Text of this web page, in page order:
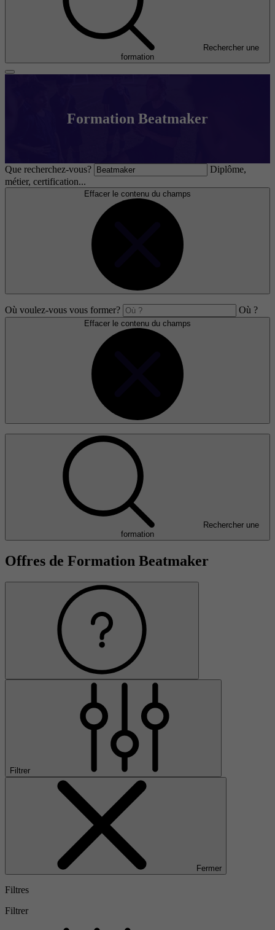
Rechercher une
formation
Formation Beatmaker
Que recherchez-vous?
Diplôme,
métier, certification...
Effacer le contenu du champs
Où voulez-vous vous former? Où ?
Effacer le contenu du champs
Rechercher une
formation
Offres de Formation Beatmaker
Filtrer
Fermer
Filtres
Filtrer